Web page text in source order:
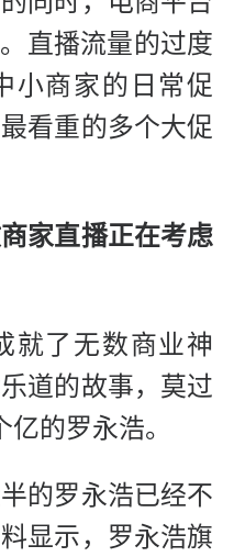
直播流量的过度
小商家的日常促
看重的多个大促
家直播正在考虑
就了无数商业神
道的故事，莫过
的罗永浩。
的罗永浩已经不
显示，罗永浩旗